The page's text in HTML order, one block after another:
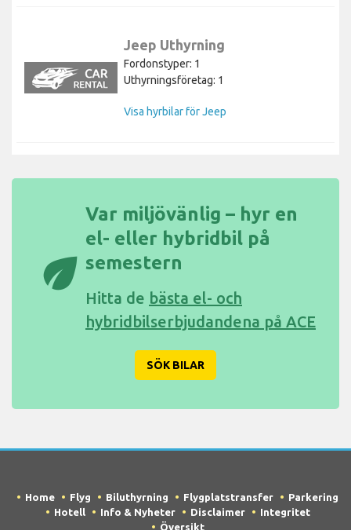
Jeep Uthyrning
Fordonstyper: 1
Uthyrningsföretag: 1
Visa hyrbilar för Jeep
eco
Var miljövänlig – hyr en
el- eller hybridbil på
semestern
Hitta de bästa el- och
hybridbilserbjudandena på ACE
SÖK BILAR
Home Flyg Biluthyrning Flygplatstransfer
Parkering
Hotell
Info & Nyheter Disclaimer
Integritet
Översikt